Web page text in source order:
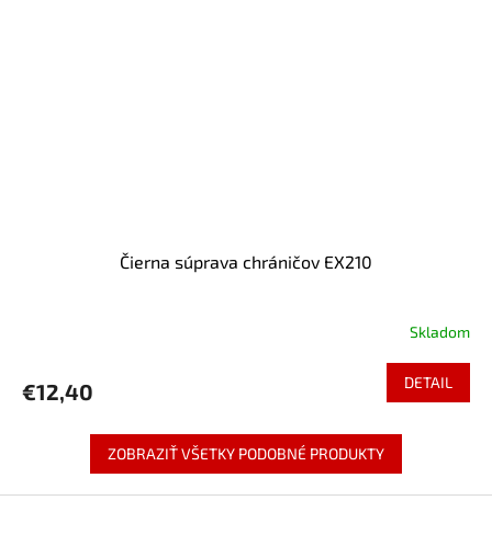
Čierna súprava chráničov EX210
Skladom
€12,40 DETAIL
ZOBRAZIŤ VŠETKY PODOBNÉ PRODUKTY